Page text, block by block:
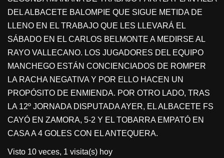
DEL ALBACETE BALOMPIE QUE SIGUE METIDA DE
LLENO EN EL TRABAJO QUE LES LLEVARÁ EL
SÁBADO EN EL CARLOS BELMONTE A MEDIRSE AL
RAYO VALLECANO. LOS JUGADORES DEL EQUIPO
MANCHEGO ESTÁN CONCIENCIADOS DE ROMPER
LA RACHA NEGATIVA Y POR ELLO HACEN UN
PROPÓSITO DE ENMIENDA. POR OTRO LADO, TRAS
LA 12º JORNADA DISPUTADA AYER, EL ALBACETE FS
CAYÓ EN ZAMORA, 5-2 Y EL TOBARRA EMPATÓ EN
CASA A 4 GOLES CON EL ANTEQUERA.
Visto 10 veces, 1 visita(s) hoy